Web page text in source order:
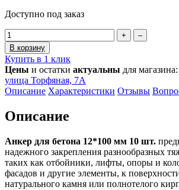
Доступно под заказ
+
–
В корзину
Купить в 1 клик
Цены и остатки актуальны для магазина:
улица Торфяная, 7А
Описание Характеристики Отзывы
Описание
Анкер для бетона 12*100 мм 10 шт.
надежного закрепления разнообразных
таких как отбойники, лифты, опоры и
фасадов и другие элементы, к
натурального камня или полнотелого